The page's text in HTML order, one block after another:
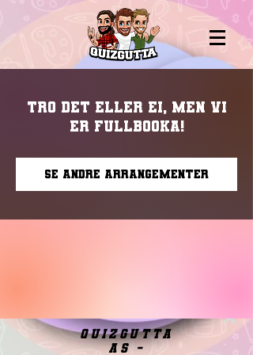
Tro det eller ei, men vi
er fullbooka!
Se andre arrangementer
quizgutta
as -